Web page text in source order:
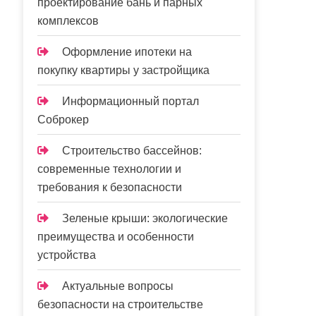
проектирование бань и парных
комплексов
Оформление ипотеки на
покупку квартиры у застройщика
Информационный портал
Соброкер
Строительство бассейнов:
современные технологии и
требования к безопасности
Зеленые крыши: экологические
преимущества и особенности
устройства
Актуальные вопросы
безопасности на строительстве